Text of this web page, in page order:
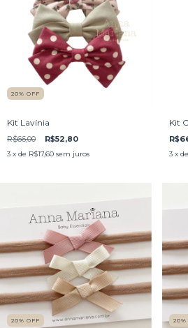
20% OFF
Kit Lavínia
R$66,00 R$52,80
3 x de R$17,60 sem juros
Kit
3 x de
20% OFF 20%